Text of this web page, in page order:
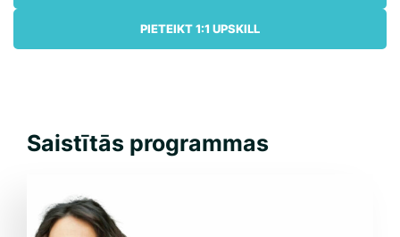
PIETEIKT 1:1 UPSKILL
Saistītās programmas